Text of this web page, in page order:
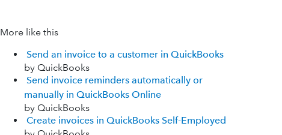
More like this
Send an invoice to a customer in QuickBooks
by QuickBooks
Send invoice reminders automatically or
manually in QuickBooks Online
by QuickBooks
Create invoices in QuickBooks Self-Employed